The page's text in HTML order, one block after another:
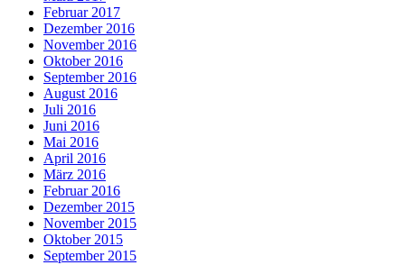
Februar 2017
Dezember 2016
November 2016
Oktober 2016
September 2016
August 2016
Juli 2016
Juni 2016
Mai 2016
April 2016
März 2016
Februar 2016
Dezember 2015
November 2015
Oktober 2015
September 2015